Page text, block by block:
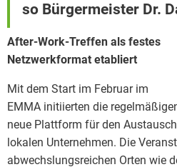
so Bürgermeister Dr.
After-Work-Treffen als festes
Netzwerkformat etabliert
Mit dem Start im Februar im
EMMA initiierten die
neue Plattform für den
lokalen Unternehmen. Die
abwechslungsreichen Orten wie